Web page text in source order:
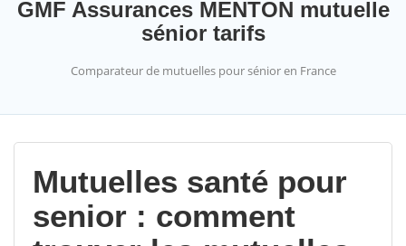
GMF Assurances MENTON mutuelle
sénior tarifs
Comparateur de mutuelles pour sénior en France
Mutuelles santé pour
senior : comment